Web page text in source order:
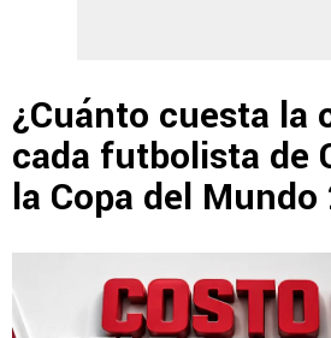
¿Cuánto cuesta la
cada futbolista de
la Copa del Mundo